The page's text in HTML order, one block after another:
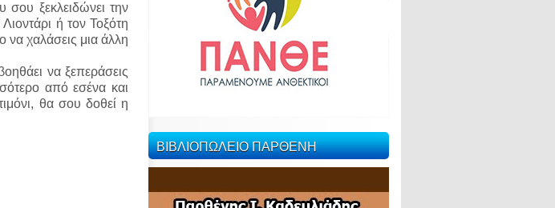
σου ξεκλειδώνει την
ή τον Τοξότη
να χαλάσεις μια άλλη
να ξεπεράσεις
από εσένα και
θα σου δοθεί η
ΒΙΒΛΙΟΠΩΛΕΙΟ ΠΑΡΘΕΝΗ